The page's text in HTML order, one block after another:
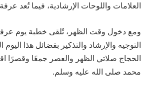
العلامات واللوحات الإرشادية، فيما تُعد
ومع دخول وقت الظهر، تُلقى خطبة يوم عرفة
التوجيه والإرشاد والتذكير بفضائل هذا
الحجاج صلاتي الظهر والعصر جمعًا وقصرًا
محمد صلى الله عليه وسلم.